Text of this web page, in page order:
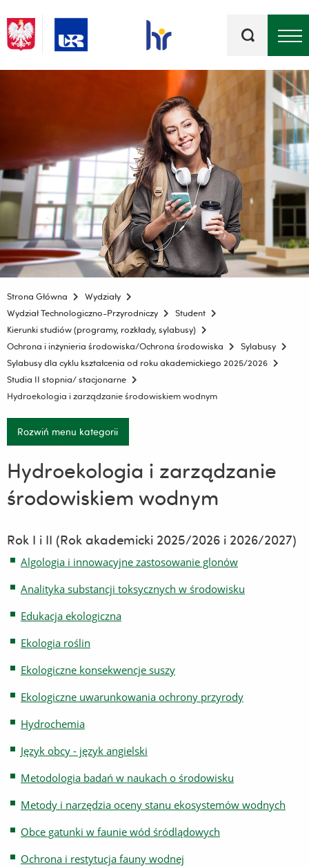
kluczowe
Strona Główna
Wydziały
Wydział Technologiczno-Przyrodniczy
Student
Kierunki studiów (programy, rozkłady, sylabusy)
Ochrona i inżynieria środowiska/Ochrona środowiska
Sylabusy
Sylabusy dla cyklu kształcenia od roku akademickiego 2025/2026
Studia II stopnia/ stacjonarne
Hydroekologia i zarządzanie środowiskiem wodnym
Rozwiń menu kategorii
Hydroekologia i zarządzanie
środowiskiem wodnym
Rok I i II (Rok akademicki 2025/2026 i 2026/2027)
Algologia i innowacyjne zastosowanie glonów
Analityka substancji toksycznych w środowisku
Edukacja ekologiczna
Ekologia roślin
Ekologiczne konsekwencje suszy
Ekologiczne uwarunkowania ochrony przyrody
Hydrochemia
Język obcy - język angielski
Metodologia badań w naukach o środowisku
Metody i narzędzia oceny stanu ekosystemów wodnych
Obce gatunki w faunie wód śródlądowych
Ochrona i restytucja fauny wodnej